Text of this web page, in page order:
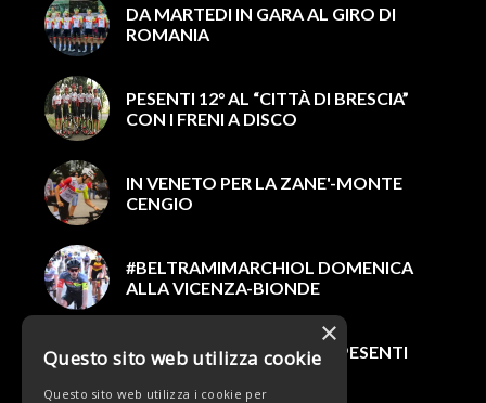
DA MARTEDI IN GARA AL GIRO DI
ROMANIA
PESENTI 12° AL “CITTÀ DI BRESCIA”
CON I FRENI A DISCO
IN VENETO PER LA ZANE'-MONTE
CENGIO
#BELTRAMIMARCHIOL DOMENICA
ALLA VICENZA-BIONDE
GIRO DI SICILIA, THOMAS PESENTI
7° NELLA PRIMA TAPPA
×
Questo sito web utilizza cookie
Questo sito web utilizza i cookie per